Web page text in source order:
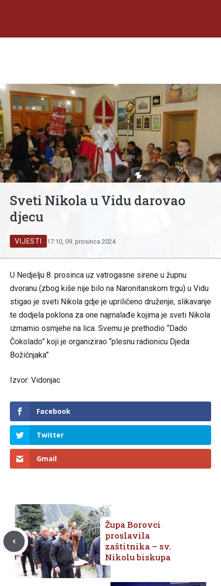
Sveti Nikola u Vidu darovao
djecu
VIJESTI 17:10, 09. prosinca 2024.
U Nedjelju 8. prosinca uz vatrogasne sirene u župnu
dvoranu (zbog kiše nije bilo na Naronitanskom trgu) u Vidu
stigao je sveti Nikola gdje je upriličeno druženje, slikavanje
te dodjela poklona za one najmalađe kojima je sveti Nikola
izmamio osmjehe na lica. Svemu je prethodio “Dado
Čokolado” koji je organizirao “plesnu radionicu Djeda
Božićnjaka”
Izvor: Vidonjac
Facebook
Twitter
Gmail
Župa Borovci
proslavila
zaštitnika – sv.
Nikolu biskupa